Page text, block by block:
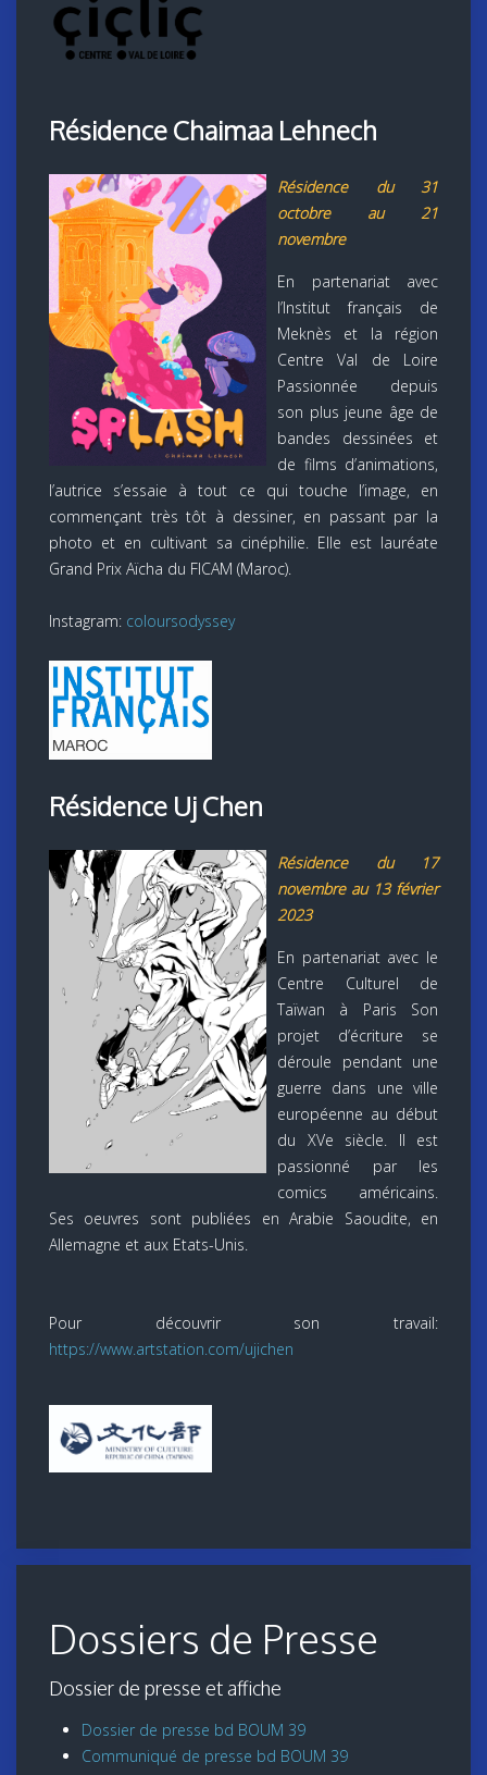
Résidence Chaimaa Lehnech
Résidence du 31
octobre au 21
novembre
En partenariat avec
l’Institut français de
Meknès et la région
Centre Val de Loire
Passionnée depuis
son plus jeune âge de
bandes dessinées et
de films d’animations,
l’autrice s’essaie à tout ce qui touche l’image, en
commençant très tôt à dessiner, en passant par la
photo et en cultivant sa cinéphilie. Elle est lauréate
Grand Prix Aïcha du FICAM (Maroc).
Instagram: coloursodyssey
Résidence Uj Chen
Résidence du 17
novembre au 13 février
2023
En partenariat avec le
Centre Culturel de
Taïwan à Paris Son
projet d’écriture se
déroule pendant une
guerre dans une ville
européenne au début
du XVe siècle. Il est
passionné par les
comics américains.
Ses oeuvres sont publiées en Arabie Saoudite, en
Allemagne et aux Etats-Unis.
Pour découvrir son travail:
https://www.artstation.com/ujichen
Dossiers de Presse
Dossier de presse et affiche
Dossier de presse bd BOUM 39
Communiqué de presse bd BOUM 39